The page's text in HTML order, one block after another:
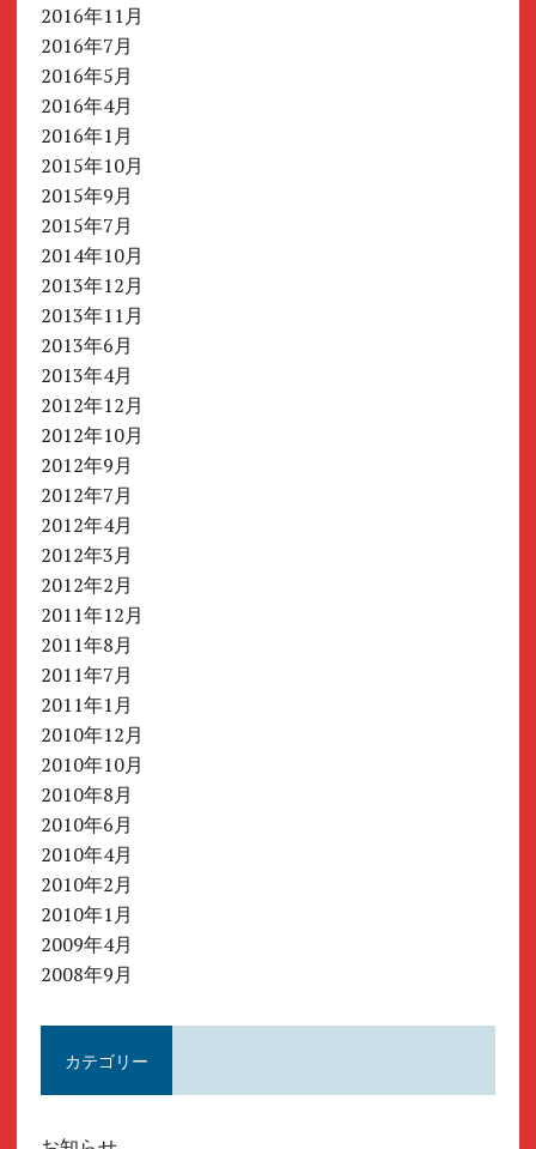
2016年11月
2016年7月
2016年5月
2016年4月
2016年1月
2015年10月
2015年9月
2015年7月
2014年10月
2013年12月
2013年11月
2013年6月
2013年4月
2012年12月
2012年10月
2012年9月
2012年7月
2012年4月
2012年3月
2012年2月
2011年12月
2011年8月
2011年7月
2011年1月
2010年12月
2010年10月
2010年8月
2010年6月
2010年4月
2010年2月
2010年1月
2009年4月
2008年9月
カテゴリー